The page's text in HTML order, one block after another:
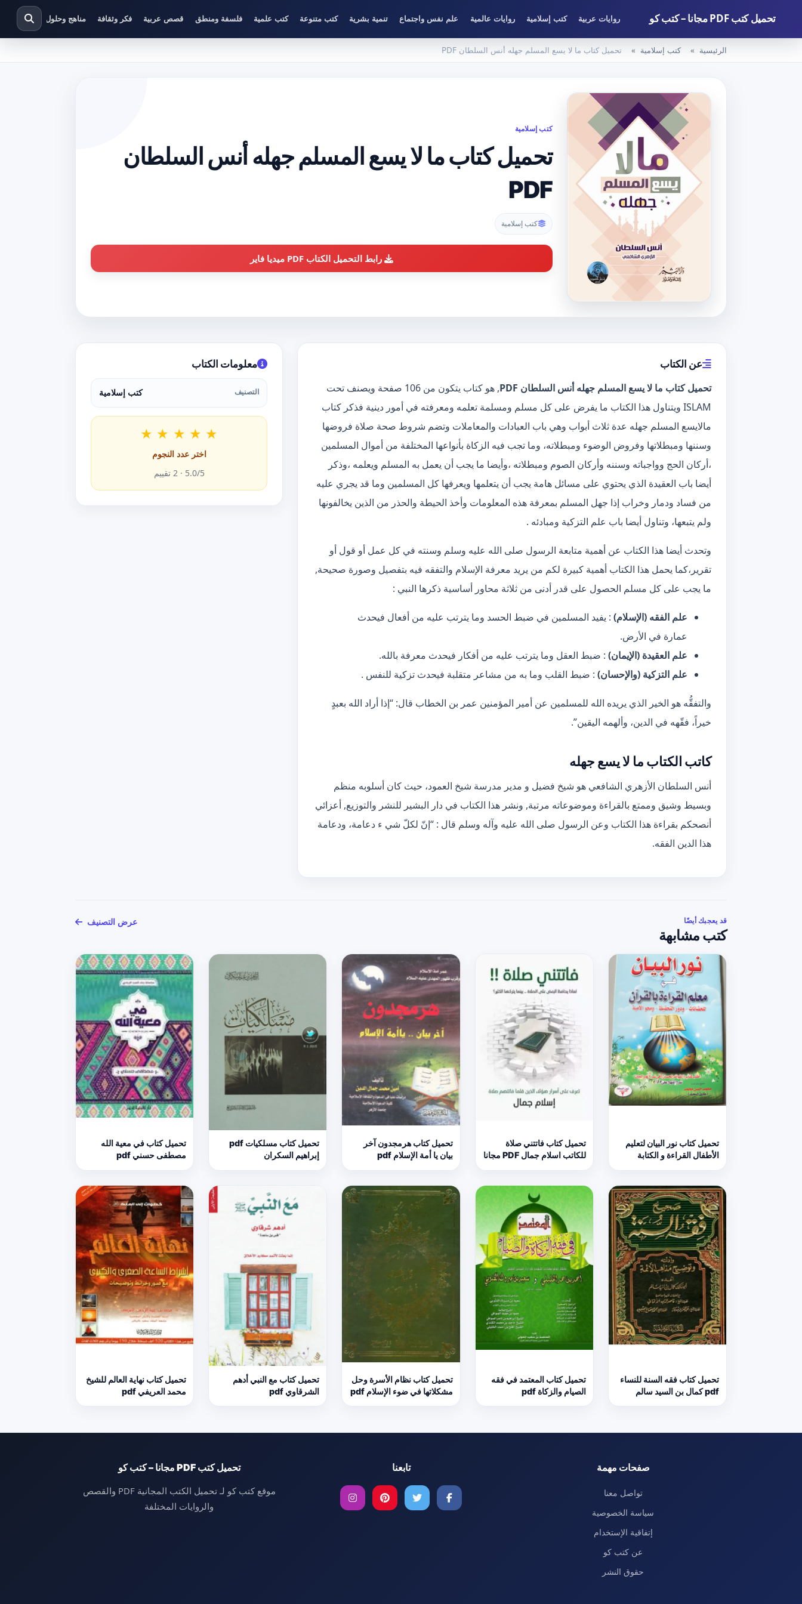
تحميل كتب PDF مجانا – كتب كو روايات عربية كتب إسلامية روايات عالمية علم نفس واجتماع تنمية بشرية كتب متنوعة كتب علمية فلسفة ومنطق قصص عربية فكر وثقافة مناهج وحلول دراسية
الرئيسية كتب إسلامية تحميل كتاب ما لا يسع المسلم جهله أنس السلطان PDF
كتب إسلامية
تحميل كتاب ما لا يسع المسلم جهله أنس السلطان
PDF
كتب إسلامية
رابط التحميل الكتاب PDF ميديا فاير
عن الكتاب
تحميل كتاب ما لا يسع المسلم جهله أنس السلطان PDF
, هو كتاب يتكون من 106 صفحة ويصنف تحت
ISLAM ويتناول هذا الكتاب ما يفرض على كل مسلم ومسلمة تعلمه ومعرفته في أمور دينية فذكر كتاب
مالايسع المسلم جهله عدة ثلاث أبواب وهي باب العبادات والمعاملات وتضم شروط صحة صلاة فروضها
وسننها ومبطلاتها وفروض الوضوء ومبطلاته، وما تجب فيه الزكاة بأنواعها المختلفة من أموال المسلمين
،أركان الحج وواجباته وسننه وأركان الصوم ومبطلاته ،وأيضا ما يجب أن يعمل به المسلم ويعلمه ،وذكر
أيضا باب العقيدة الذي يحتوي على مسائل هامة يجب أن يتعلمها ويعرفها كل المسلمين وما قد يجري عليه
من فساد ودمار وخراب إذا جهل المسلم بمعرفة هذه المعلومات وأخذ الحيطة والحذر من الذين يخالفونها
ولم يتبعها، وتناول أيضا باب علم التزكية ومبادئه .
وتحدث أيضا هذا الكتاب عن أهمية متابعة الرسول صلى الله عليه وسلم وسنته في كل عمل أو قول أو
تقرير،كما يحمل هذا الكتاب أهمية كبيرة لكم من يريد معرفة الإسلام والتفقه فيه بتفصيل وصورة صحيحة,
ما يجب على كل مسلم الحصول على قدر أدنى من ثلاثة محاور أساسية ذكرها النبي :
علم الفقه (الإسلام) : يفيد المسلمين في ضبط الحسد وما يترتب عليه من أفعال فيحدث
عمارة في الأرض.
علم العقيدة (الإيمان): ضبط العقل وما يترتب عليه من أفكار فيحدث معرفة بالله.
علم التزكية (والإحسان): ضبط القلب وما به من مشاعر متقلبة فيحدث تزكية للنفس .
والتفقُّه هو الخير الذي يريده الله للمسلمين عن أمير المؤمنين عمر بن الخطاب قال: “إذا أراد الله بعبدٍ
خيراً، فقّهه في الدين، وألهمه اليقين”.
كاتب الكتاب ما لا يسع جهله
أنس السلطان الأزهري الشافعي هو شيخ فضيل و مدير مدرسة شيخ العمود، حيث كان أسلوبه منظم
وبسيط وشيق وممتع بالقراءة وموضوعاته مرتبة, ونشر هذا الكتاب في دار البشير للنشر والتوزيع, أعزائي
أنصحكم بقراءة هذا الكتاب وعن الرسول صلى الله عليه وآله وسلم قال : “إنّ لكلّ شي ء دعامة، ودعامة
هذا الدين الفقه.
معلومات الكتاب
التصنيف كتب إسلامية
★ ★ ★ ★ ★
اختر عدد النجوم
5.0/5 ·
2 تقييم
قد يعجبك أيضًا
كتب مشابهة
عرض التصنيف
تحميل كتاب نور البيان لتعليم
الأطفال القراءة و الكتابة
تحميل كتاب فاتتني صلاة
للكاتب اسلام جمال PDF مجانا
تحميل كتاب هرمجدون آخر
بيان يا أمة الإسلام pdf
تحميل كتاب مسلكيات pdf
إبراهيم السكران
تحميل كتاب في معية الله
مصطفى حسني pdf
تحميل كتاب فقه السنة للنساء
pdf كمال بن السيد سالم
تحميل كتاب المعتمد في فقه
الصيام والزكاة pdf
تحميل كتاب نظام الأسرة وحل
مشكلاتها في ضوء الإسلام pdf
تحميل كتاب مع النبي أدهم
الشرقاوي pdf
تحميل كتاب نهاية العالم للشيخ
محمد العريفي pdf
صفحات مهمة
تواصل معنا
سياسة الخصوصية
إتفاقية الإستخدام
عن كتب كو
حقوق النشر
تابعنا
تحميل كتب PDF مجانا – كتب كو
موقع كتب كو لـ تحميل الكتب المجانية PDF والقصص
والروايات المختلفة